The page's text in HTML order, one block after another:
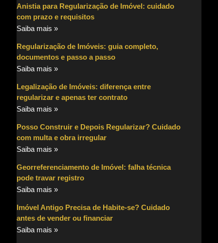
Anistia para Regularização de Imóvel: cuidado
com prazo e requisitos
Saiba mais »
Regularização de Imóveis: guia completo,
documentos e passo a passo
Saiba mais »
Legalização de Imóveis: diferença entre
regularizar e apenas ter contrato
Saiba mais »
Posso Construir e Depois Regularizar? Cuidado
com multa e obra irregular
Saiba mais »
Georreferenciamento de Imóvel: falha técnica
pode travar registro
Saiba mais »
Imóvel Antigo Precisa de Habite-se? Cuidado
antes de vender ou financiar
Saiba mais »